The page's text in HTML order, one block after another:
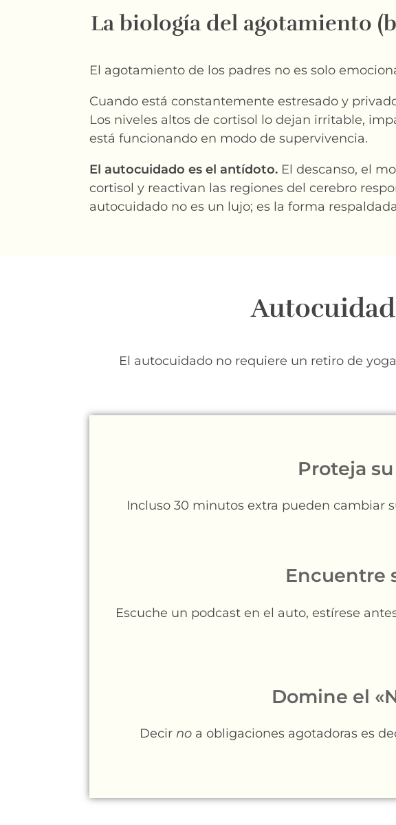
La biología del agotamiento
El agotamiento de los padres no es solo
Cuando está constantemente estresado y
Los niveles altos de cortisol lo dejan irritable,
está funcionando en modo de supervivencia.
El autocuidado es el antídoto. El descanso, el
cortisol y reactivan las regiones del cerebro
autocuidado no es un lujo; es la forma
El autocuidado no requiere un retiro de
Proteja
Incluso 30 minutos extra pueden cambiar
Encuentre
Escuche un podcast en el auto, estírese
Domine el
Decir noa obligaciones agotadoras es